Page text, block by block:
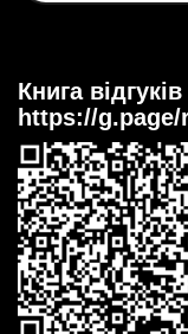
Книга
https://g.page/